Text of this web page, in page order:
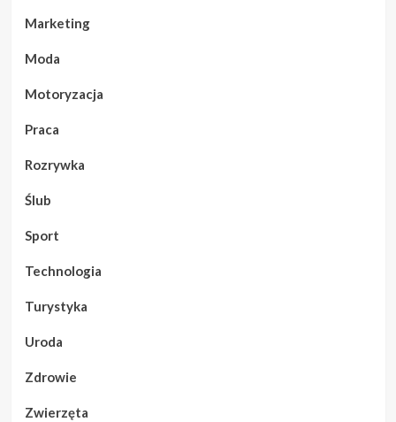
Marketing
Moda
Motoryzacja
Praca
Rozrywka
Ślub
Sport
Technologia
Turystyka
Uroda
Zdrowie
Zwierzęta